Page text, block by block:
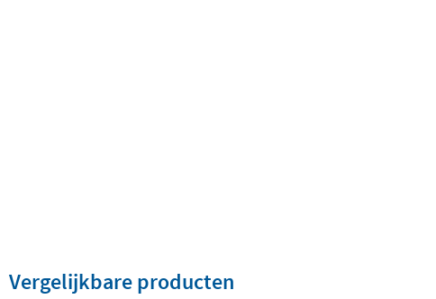
Vergelijkbare producten